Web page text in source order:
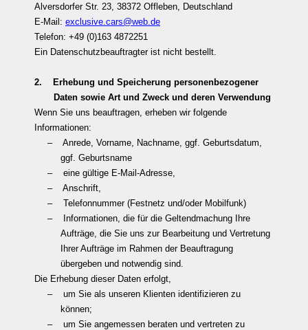
Alversdorfer Str. 23, 38372 Offleben, Deutschland
E-Mail: exclusive.cars@web.de
Telefon: +49 (0)163 4872251
Ein Datenschutzbeauftragter ist nicht bestellt.
2. Erhebung und Speicherung personenbezogener
Daten sowie Art und Zweck und deren Verwendung
Wenn Sie uns beauftragen, erheben wir folgende
Informationen:
– Anrede, Vorname, Nachname, ggf. Geburtsdatum,
ggf. Geburtsname
– eine gültige E-Mail-Adresse,
– Anschrift,
– Telefonnummer (Festnetz und/oder Mobilfunk)
– Informationen, die für die Geltendmachung Ihre
Aufträge, die Sie uns zur Bearbeitung und Vertretung
Ihrer Aufträge im Rahmen der Beauftragung
übergeben und notwendig sind.
Die Erhebung dieser Daten erfolgt,
– um Sie als unseren Klienten identifizieren zu
können;
– um Sie angemessen beraten und vertreten zu